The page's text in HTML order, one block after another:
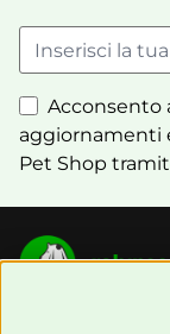
Acconsento
aggiornamenti
Pet Shop